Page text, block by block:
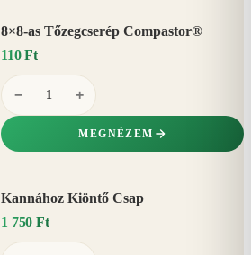
8×8-as Tőzegcserép Compastor®
110 Ft
− +
MEGNÉZEM
Kannához Kiöntő Csap
1 750 Ft